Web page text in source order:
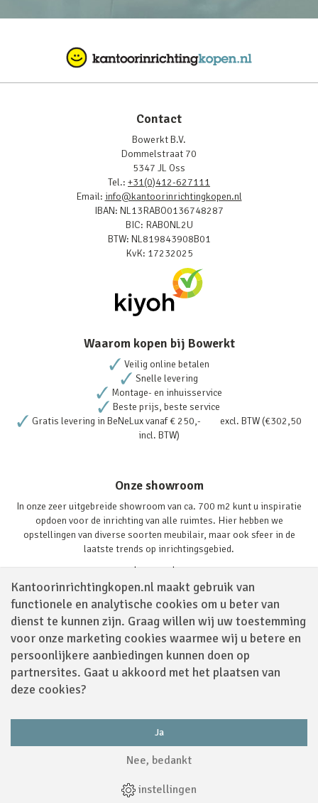
Kantoorinrichtingkopen.nl maakt gebruik van
functionele en analytische cookies om u beter van
dienst te kunnen zijn. Graag willen wij uw toestemming
voor onze marketing cookies waarmee wij u betere en
persoonlijkere aanbiedingen kunnen doen op
partnersites. Gaat u akkoord met het plaatsen van
deze cookies?
Ja
Nee, bedankt
instellingen
Contact
Bowerkt B.V.
Dommelstraat 70
5347 JL Oss
Tel.: +31(0)412-627111
Email: info@kantoorinrichtingkopen.nl
IBAN: NL13RABO0136748287
BIC: RABONL2U
BTW: NL819843908B01
KvK: 17232025
Waarom kopen bij Bowerkt
Veilig online betalen
Snelle levering
Montage- en inhuisservice
Beste prijs, beste service
Gratis levering in BeNeLux vanaf € 250,- excl. BTW (€302,50
incl. BTW)
Onze showroom
In onze zeer uitgebreide showroom van ca. 700 m2 kunt u inspiratie
opdoen voor de inrichting van alle ruimtes. Hier hebben we
opstellingen van diverse soorten meubilair, maar ook sfeer in de
laatste trends op inrichtingsgebied.
Lees verder
Sitemap
WebdesignbyApplepie